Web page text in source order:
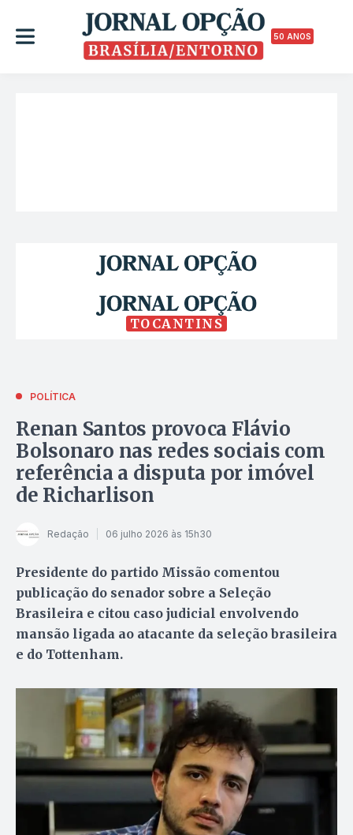
50 ANOS
TOCANTINS
POLÍTICA
Renan Santos provoca Flávio
Bolsonaro nas redes sociais com
referência a disputa por imóvel
de Richarlison
Redação 06 julho 2026 às 15h30
Presidente do partido Missão comentou
publicação do senador sobre a Seleção
Brasileira e citou caso judicial envolvendo
mansão ligada ao atacante da seleção brasileira
e do Tottenham.